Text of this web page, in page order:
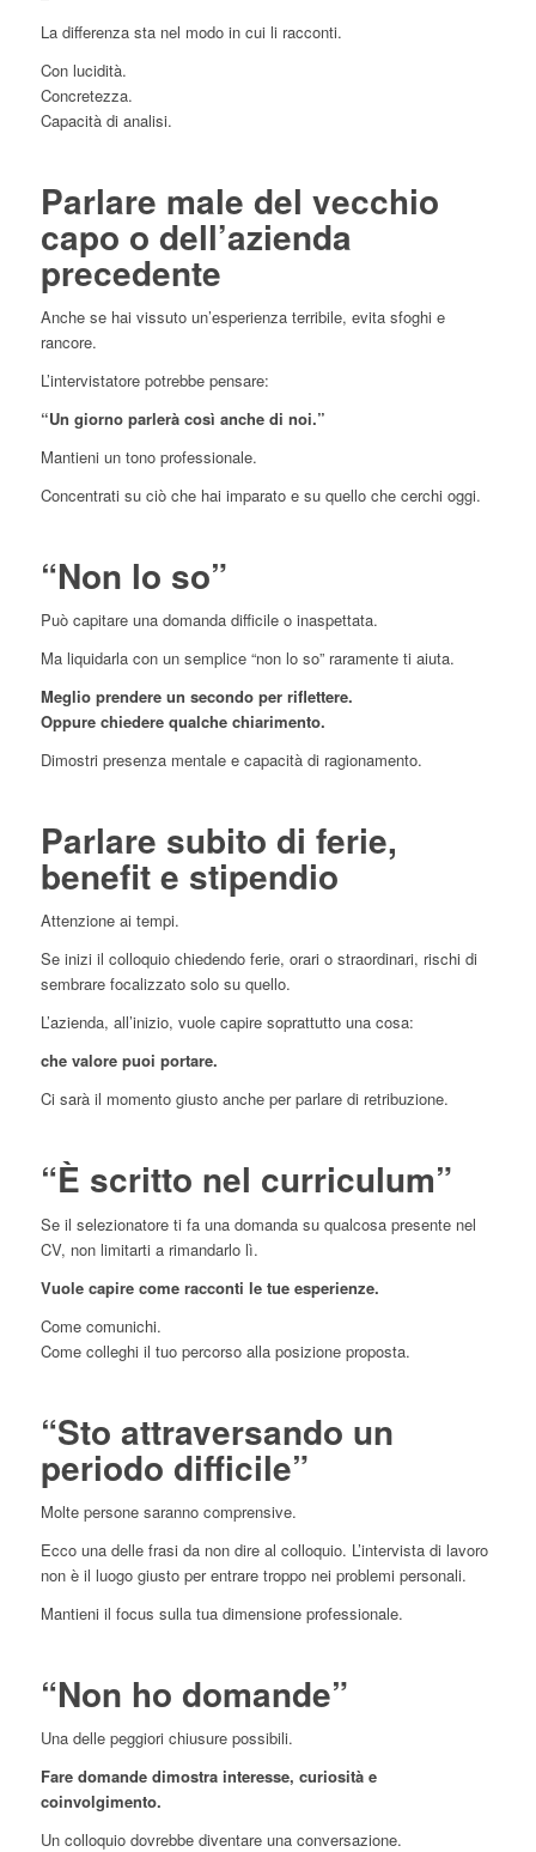
La differenza sta nel modo in cui li racconti.
Con lucidità.
Concretezza.
Capacità di analisi.
Parlare male del vecchio
capo o dell’azienda
precedente
Anche se hai vissuto un’esperienza terribile, evita sfoghi e
rancore.
L’intervistatore potrebbe pensare:
“Un giorno parlerà così anche di noi.”
Mantieni un tono professionale.
Concentrati su ciò che hai imparato e su quello che cerchi oggi.
“Non lo so”
Può capitare una domanda difficile o inaspettata.
Ma liquidarla con un semplice “non lo so” raramente ti aiuta.
Meglio prendere un secondo per riflettere.
Oppure chiedere qualche chiarimento.
Dimostri presenza mentale e capacità di ragionamento.
Parlare subito di ferie,
benefit e stipendio
Attenzione ai tempi.
Se inizi il colloquio chiedendo ferie, orari o straordinari, rischi di
sembrare focalizzato solo su quello.
L’azienda, all’inizio, vuole capire soprattutto una cosa:
che valore puoi portare.
Ci sarà il momento giusto anche per parlare di retribuzione.
“È scritto nel curriculum”
Se il selezionatore ti fa una domanda su qualcosa presente nel
CV, non limitarti a rimandarlo lì.
Vuole capire come racconti le tue esperienze.
Come comunichi.
Come colleghi il tuo percorso alla posizione proposta.
“Sto attraversando un
periodo difficile”
Molte persone saranno comprensive.
Ecco una delle frasi da non dire al colloquio. L’intervista di lavoro
non è il luogo giusto per entrare troppo nei problemi personali.
Mantieni il focus sulla tua dimensione professionale.
“Non ho domande”
Una delle peggiori chiusure possibili.
Fare domande dimostra interesse, curiosità e
coinvolgimento.
Un colloquio dovrebbe diventare una conversazione.